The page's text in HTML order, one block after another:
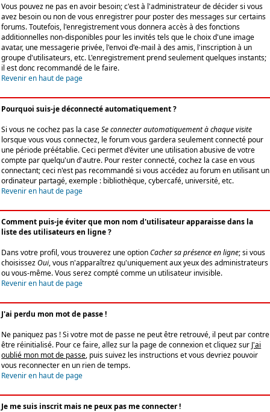
Vous pouvez ne pas en avoir besoin; c'est à l'administrateur de décider si vous
avez besoin ou non de vous enregistrer pour poster des messages sur certains
forums. Toutefois, l'enregistrement vous donnera accès à des fonctions
additionnelles non-disponibles pour les invités tels que le choix d'une image
avatar, une messagerie privée, l'envoi d'e-mail à des amis, l'inscription à un
groupe d'utilisateurs, etc. L'enregistrement prend seulement quelques instants;
il est donc recommandé de le faire.
Revenir en haut de page
Pourquoi suis-je déconnecté automatiquement ?
Si vous ne cochez pas la caseSe connecter automatiquement à chaque visite
lorsque vous vous connectez, le forum vous gardera seulement connecté pour
une période préétablie. Ceci permet d'éviter une utilisation abusive de votre
compte par quelqu'un d'autre. Pour rester connecté, cochez la case en vous
connectant; ceci n'est pas recommandé si vous accédez au forum en utilisant un
ordinateur partagé, exemple : bibliothèque, cybercafé, université, etc.
Revenir en haut de page
Comment puis-je éviter que mon nom d'utilisateur apparaisse dans la
liste des utilisateurs en ligne ?
Dans votre profil, vous trouverez une optionCacher sa présence en ligne; si vous
choisissezOui, vous n'apparaîtrez qu'uniquement aux yeux des administrateurs
ou vous-même. Vous serez compté comme un utilisateur invisible.
Revenir en haut de page
J'ai perdu mon mot de passe !
Ne paniquez pas ! Si votre mot de passe ne peut être retrouvé, il peut par contre
être réinitialisé. Pour ce faire, allez sur la page de connexion et cliquez sur J'ai
oublié mon mot de passe, puis suivez les instructions et vous devriez pouvoir
vous reconnecter en un rien de temps.
Revenir en haut de page
Je me suis inscrit mais ne peux pas me connecter !